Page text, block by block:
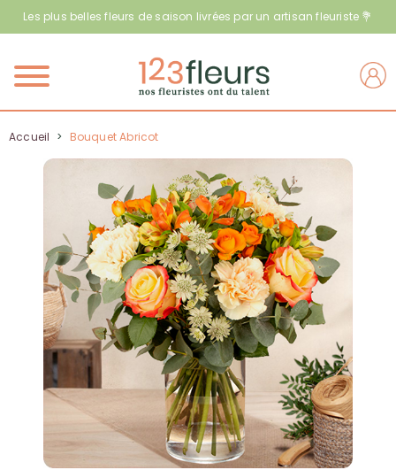
Les plus belles fleurs de saison livrées par un artisan fleuriste 💐
Menu
Accueil > Bouquet Abricot